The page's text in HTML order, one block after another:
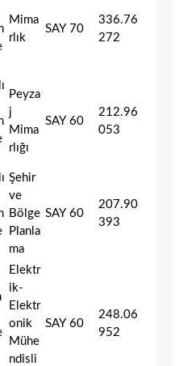
Mima
rlık
SAY 70
336.76
272
Peyza
j
Mima
rlığı
SAY 60
212.96
053
Şehir
ve
Bölge
Planla
ma
SAY 60
207.90
393
Elektr
ik-
Elektr
onik
Mühe
ndisli
SAY 60
248.06
952